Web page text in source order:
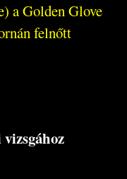
a Golden Glove
felnőtt